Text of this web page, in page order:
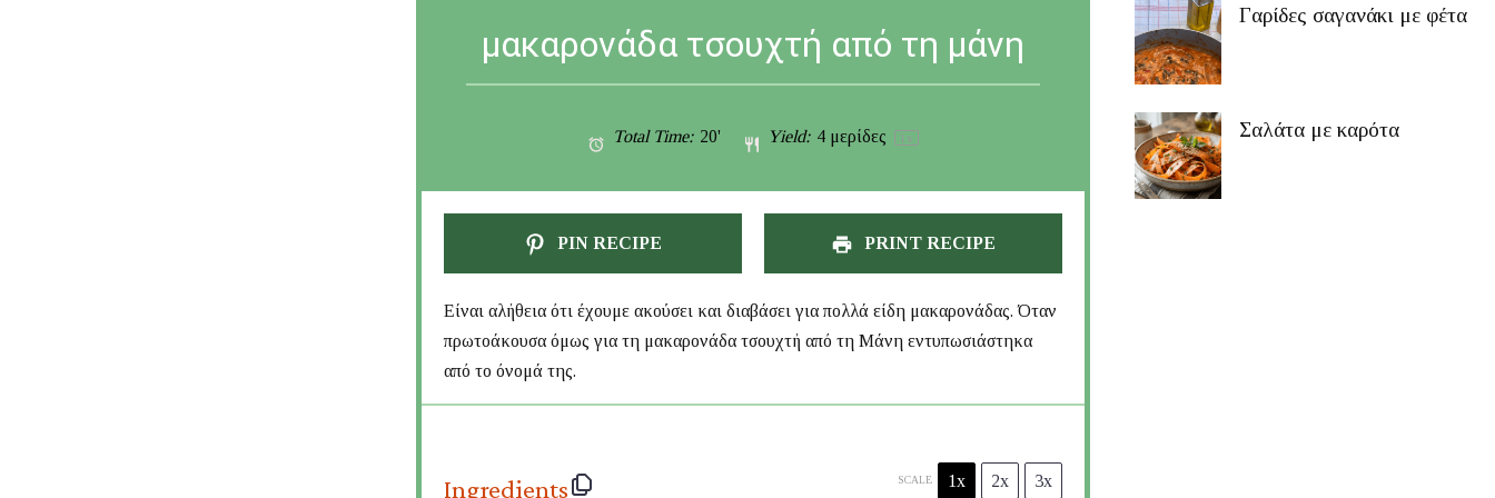
μακαρονάδα τσουχτή από τη μάνη
Total Time: 20' Yield: 4 μερίδες 1 x
PIN RECIPE PRINT RECIPE
Είναι αλήθεια ότι έχουμε ακούσει και διαβάσει για πολλά είδη μακαρονάδας. Όταν
πρωτοάκουσα όμως για τη μακαρονάδα τσουχτή από τη Μάνη εντυπωσιάστηκα
από το όνομά της.
Ingredients SCALE 1x 2x 3x
Γαρίδες σαγανάκι με φέτα
Σαλάτα με καρότα